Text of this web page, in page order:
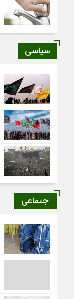
سیاسی
اجتماعی